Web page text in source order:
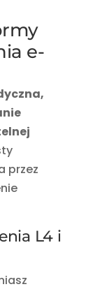
e-
przez
L4 i